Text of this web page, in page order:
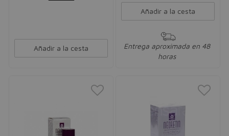
Añadir a la cesta
Añadir a la cesta
Entrega aproximada en 48
horas